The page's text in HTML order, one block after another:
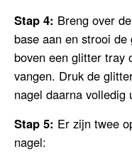
Stap 4: Breng over
base aan en strooi
boven een glitter tray
vangen. Druk de
nagel daarna volledig
Stap 5: Er zijn twee
nagel: